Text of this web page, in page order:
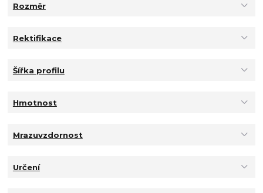
Rozměr
Rektifikace
Šířka profilu
Hmotnost
Mrazuvzdornost
Určení